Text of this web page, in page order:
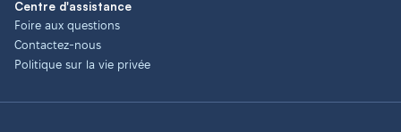
Centre d'assistance
Foire aux questions
Contactez-nous
Politique sur la vie privée